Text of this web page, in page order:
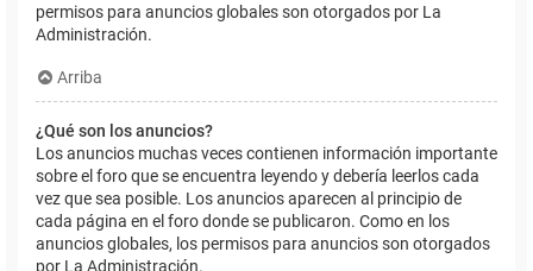
permisos para anuncios globales son otorgados por La
Administración.
Arriba
¿Qué son los anuncios?
Los anuncios muchas veces contienen información importante
sobre el foro que se encuentra leyendo y debería leerlos cada
vez que sea posible. Los anuncios aparecen al principio de
cada página en el foro donde se publicaron. Como en los
anuncios globales, los permisos para anuncios son otorgados
por La Administración.